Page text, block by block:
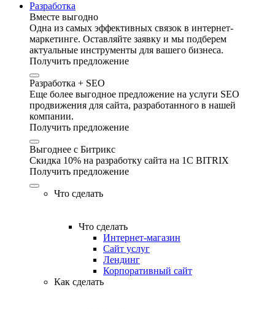
Разработка
Вместе выгодно
Одна из самых эффективных связок в интернет-
маркетинге. Оставляйте заявку и мы подберем
актуальные инструменты для вашего бизнеса.
Получить предложение
Разработка + SEO
Еще более выгодное предложение на услуги SEO
продвижения для сайта, разработанного в нашей
компании.
Получить предложение
Выгоднее с Битрикс
Скидка 10% на разработку сайта на 1C BITRIX
Получить предложение
Что сделать
Что сделать
Интернет-магазин
Сайт услуг
Лендинг
Корпоративный сайт
Как сделать